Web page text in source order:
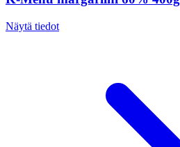
Näytä tiedot